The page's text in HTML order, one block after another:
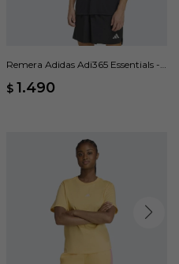
Remera Adidas Adi365 Essentials -
$ 1.490